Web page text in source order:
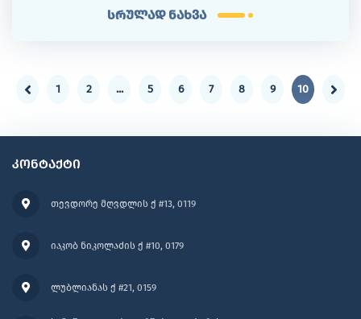
სრულად ნახვა
1 2 ... 5 6 7 8 9 10
კონტაქტი
თევდორე მღვდლის ქ #13, 0119
იაკობ ნიკოლაძის ქ #10, 0179
ლუბლიანას ქ #21, 0159